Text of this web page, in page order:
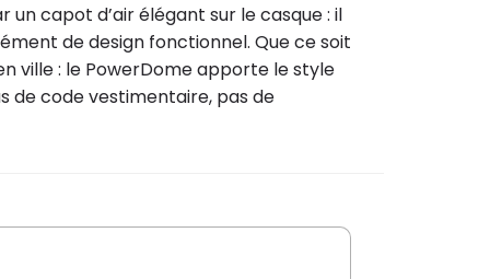
capot d’air élégant sur le casque : il
de design fonctionnel. Que ce soit
ville : le PowerDome apporte le style
de code vestimentaire, pas de